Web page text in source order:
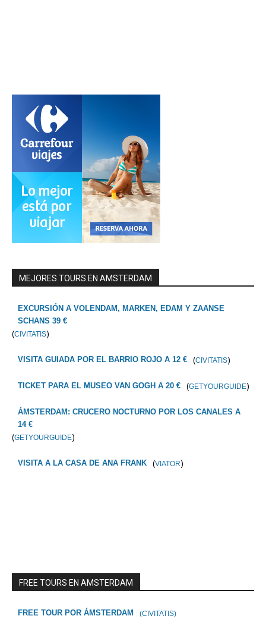
MEJORES TOURS EN AMSTERDAM
EXCURSIÓN A VOLENDAM, MARKEN, EDAM Y ZAANSE
SCHANS 39 €
(CIVITATIS)
VISITA GUIADA POR EL BARRIO ROJO A 12 € (CIVITATIS)
TICKET PARA EL MUSEO VAN GOGH A 20 € (GETYOURGUIDE)
ÁMSTERDAM: CRUCERO NOCTURNO POR LOS CANALES A
14 €
(GETYOURGUIDE)
VISITA A LA CASA DE ANA FRANK (VIATOR)
FREE TOURS EN AMSTERDAM
FREE TOUR POR ÁMSTERDAM (CIVITATIS)